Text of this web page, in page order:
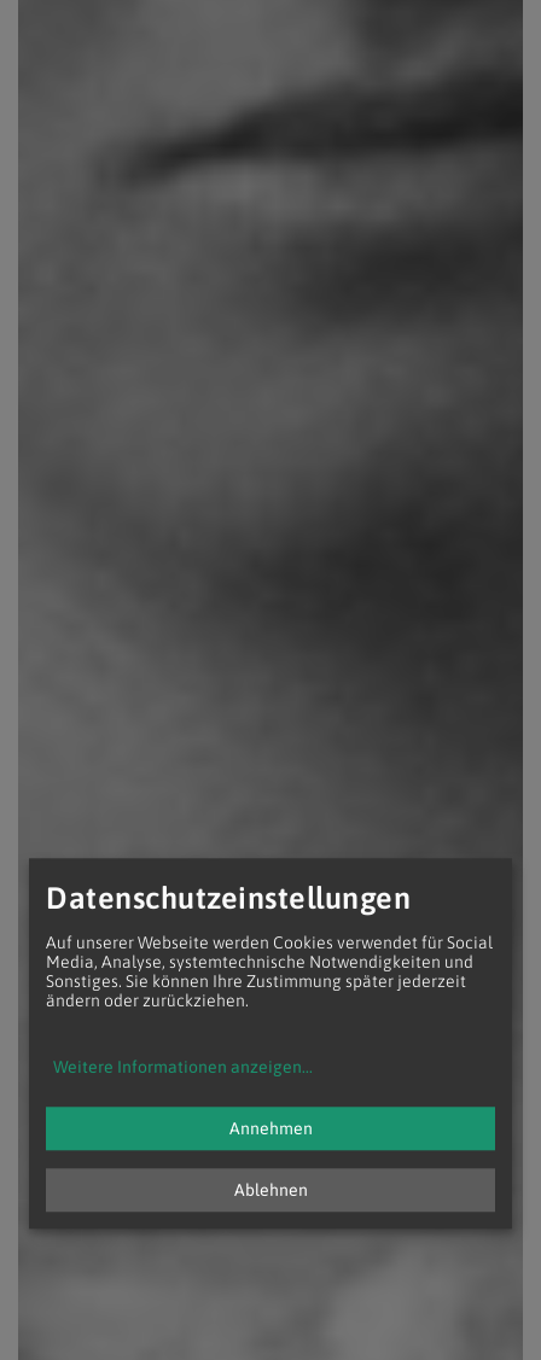
Datenschutzeinstellungen
Auf unserer Webseite werden Cookies verwendet für Social
Media, Analyse, systemtechnische Notwendigkeiten und
Sonstiges. Sie können Ihre Zustimmung später jederzeit
ändern oder zurückziehen.
Weitere Informationen anzeigen...
Ablehnen
Annehmen